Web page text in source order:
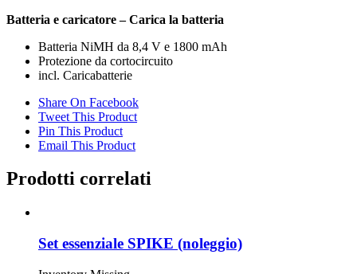
Batteria e caricatore – Carica la batteria
Batteria NiMH da 8,4 V e 1800 mAh
Protezione da cortocircuito
incl. Caricabatterie
Share On Facebook
Tweet This Product
Pin This Product
Email This Product
Prodotti correlati
Set essenziale SPIKE (noleggio)